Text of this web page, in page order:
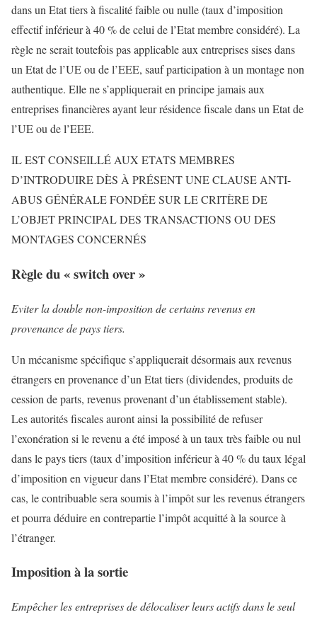
dans un Etat tiers à fiscalité faible ou nulle (taux d’imposition
effectif inférieur à 40 % de celui de l’Etat membre considéré). La
règle ne serait toutefois pas applicable aux entreprises sises dans
un Etat de l’UE ou de l’EEE, sauf participation à un montage non
authentique. Elle ne s’appliquerait en principe jamais aux
entreprises financières ayant leur résidence fiscale dans un Etat de
l’UE ou de l’EEE.
IL EST CONSEILLÉ AUX ETATS MEMBRES
D’INTRODUIRE DÈS À PRÉSENT UNE CLAUSE ANTI-
ABUS GÉNÉRALE FONDÉE SUR LE CRITÈRE DE
L’OBJET PRINCIPAL DES TRANSACTIONS OU DES
MONTAGES CONCERNÉS
Règle du « switch over »
Eviter la double non-imposition de certains revenus en
provenance de pays tiers.
Un mécanisme spécifique s’appliquerait désormais aux revenus
étrangers en provenance d’un Etat tiers (dividendes, produits de
cession de parts, revenus provenant d’un établissement stable).
Les autorités fiscales auront ainsi la possibilité de refuser
l’exonération si le revenu a été imposé à un taux très faible ou nul
dans le pays tiers (taux d’imposition inférieur à 40 % du taux légal
d’imposition en vigueur dans l’Etat membre considéré). Dans ce
cas, le contribuable sera soumis à l’impôt sur les revenus étrangers
et pourra déduire en contrepartie l’impôt acquitté à la source à
l’étranger.
Imposition à la sortie
Empêcher les entreprises de délocaliser leurs actifs dans le seul